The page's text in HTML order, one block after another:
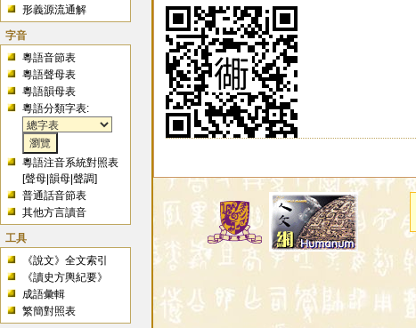
形義源流通解
字音
粵語音節表
粵語聲母表
粵語韻母表
粵語分類字表:
粵語注音系統對照表
[聲母 |韻母 |聲調]
普通話音節表
其他方言讀音
工具
《說文》全文索引
《讀史方輿紀要》
成語彙輯
繁簡對照表